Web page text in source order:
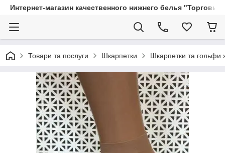
Интернет-магазин качественного нижнего белья
Товари та послуги Шкарпетки Шкарпетки та гольфи